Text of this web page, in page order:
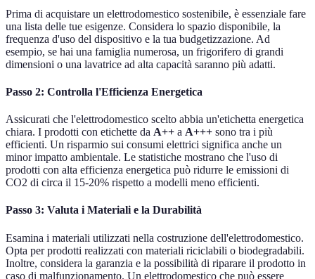
Prima di acquistare un elettrodomestico sostenibile, è essenziale fare
una lista delle tue esigenze. Considera lo spazio disponibile, la
frequenza d'uso del dispositivo e la tua budgetizzazione. Ad
esempio, se hai una famiglia numerosa, un frigorifero di grandi
dimensioni o una lavatrice ad alta capacità saranno più adatti.
Passo 2: Controlla l'Efficienza Energetica
Assicurati che l'elettrodomestico scelto abbia un'etichetta energetica
chiara. I prodotti con etichette da A++ a A+++ sono tra i più
efficienti. Un risparmio sui consumi elettrici significa anche un
minor impatto ambientale. Le statistiche mostrano che l'uso di
prodotti con alta efficienza energetica può ridurre le emissioni di
CO2 di circa il 15-20% rispetto a modelli meno efficienti.
Passo 3: Valuta i Materiali e la Durabilità
Esamina i materiali utilizzati nella costruzione dell'elettrodomestico.
Opta per prodotti realizzati con materiali riciclabili o biodegradabili.
Inoltre, considera la garanzia e la possibilità di riparare il prodotto in
caso di malfunzionamento. Un elettrodomestico che può essere